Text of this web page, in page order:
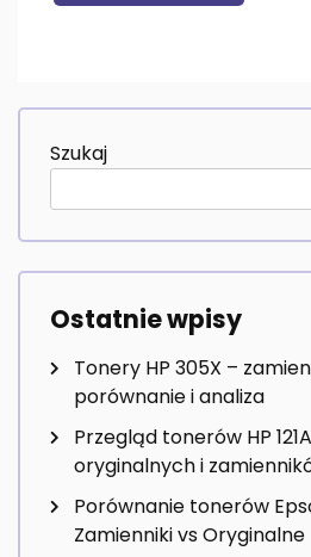
Szukaj
Ostatnie wpisy
Tonery HP 305X –
porównanie i analiza
Przegląd tonerów HP
oryginalnych i
Porównanie tonerów
Zamienniki vs Oryginalne